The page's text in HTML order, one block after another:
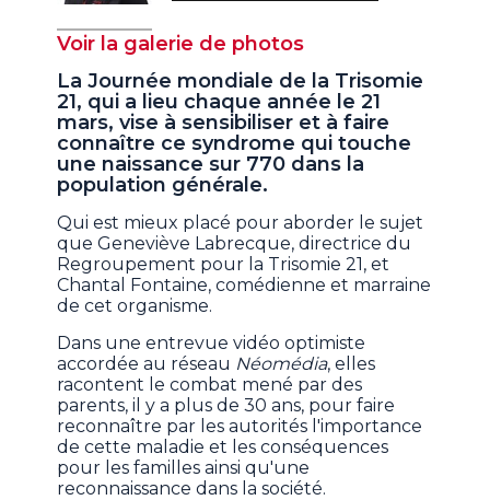
Voir la galerie de photos
La Journée mondiale de la Trisomie
21, qui a lieu chaque année le 21
mars, vise à sensibiliser et à faire
connaître ce syndrome qui touche
une naissance sur 770 dans la
population générale.
Qui est mieux placé pour aborder le sujet
que Geneviève Labrecque, directrice du
Regroupement pour la Trisomie 21, et
Chantal Fontaine, comédienne et marraine
de cet organisme.
Dans une entrevue vidéo optimiste
accordée au réseau Néomédia, elles
racontent le combat mené par des
parents, il y a plus de 30 ans, pour faire
reconnaître par les autorités l'importance
de cette maladie et les conséquences
pour les familles ainsi qu'une
reconnaissance dans la société.